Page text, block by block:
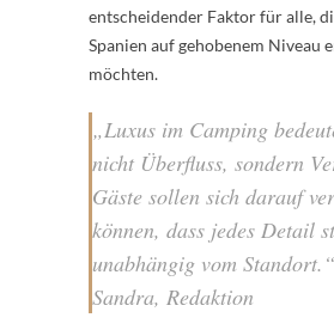
entscheidender Faktor für alle,
Spanien auf gehobenem Niveau
möchten.
„Luxus im Camping
nicht Überfluss, sondern
Gäste sollen sich darauf
können, dass jedes Detail
unabhängig vom Standort.“
Sandra, Redaktion